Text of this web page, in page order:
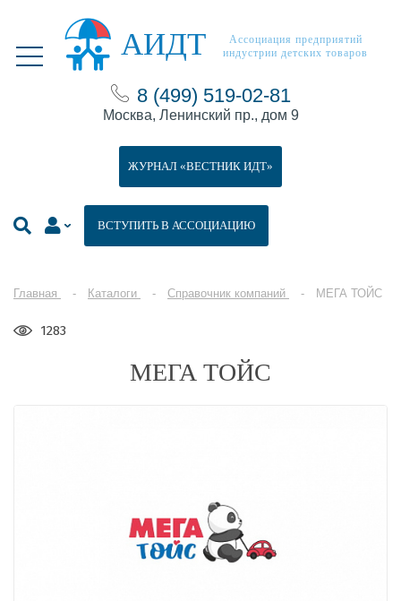
АИДТ
Ассоциация предприятий
индустрии детских товаров
8 (499) 519-02-81
Москва, Ленинский пр., дом 9
ВСТУПИТЬ В АССОЦИАЦИЮ
ЖУРНАЛ «ВЕСТНИК ИДТ»
Главная Каталоги Справочник компаний МЕГА ТОЙС
1283
МЕГА ТОЙС